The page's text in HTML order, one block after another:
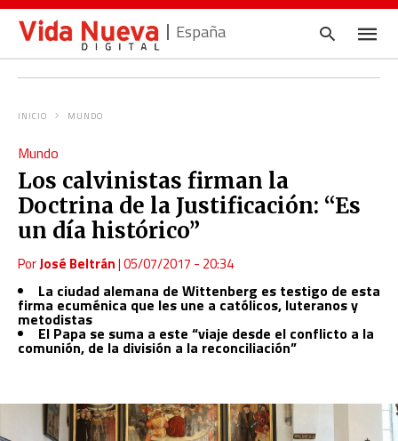
España
pulsa
en
INICIO MUNDO
Mundo
Los calvinistas firman la
Doctrina de la Justificación: “Es
un día histórico”
PorJosé Beltrán|05/07/2017 - 20:34
La ciudad alemana de Wittenberg es testigo de esta
firma ecuménica que les une a católicos, luteranos y
metodistas
El Papa se suma a este “viaje desde el conflicto a la
comunión, de la división a la reconciliación”